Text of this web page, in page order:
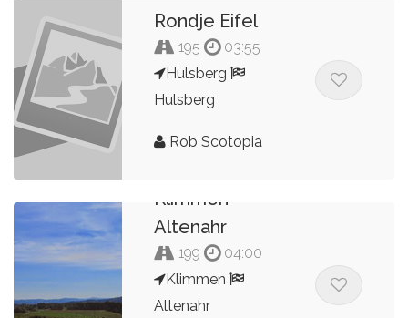
Rondje Eifel
195
03:55
Hulsberg
Hulsberg
Rob Scotopia
Klimmen -
Altenahr
199
04:00
Klimmen
Altenahr